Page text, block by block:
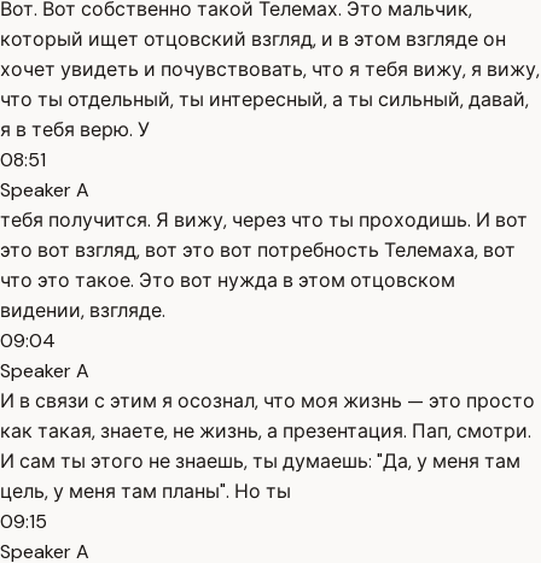
Вот. Вот собственно такой Телемах. Это мальчик,
который ищет отцовский взгляд, и в этом взгляде он
хочет увидеть и почувствовать, что я тебя вижу, я вижу,
что ты отдельный, ты интересный, а ты сильный, давай,
я в тебя верю. У
08:51
Speaker A
тебя получится. Я вижу, через что ты проходишь. И вот
это вот взгляд, вот это вот потребность Телемаха, вот
что это такое. Это вот нужда в этом отцовском
видении, взгляде.
09:04
Speaker A
И в связи с этим я осознал, что моя жизнь — это просто
как такая, знаете, не жизнь, а презентация. Пап, смотри.
И сам ты этого не знаешь, ты думаешь: "Да, у меня там
цель, у меня там планы". Но ты
09:15
Speaker A